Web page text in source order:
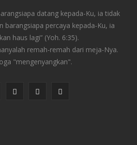
datang kepada-Ku, ia tidak
barangsiapa percaya kepada-Ku, ia
haus lagi” (Yoh. 6:35).
remah-remah dari meja-Nya.
"mengenyangkan".